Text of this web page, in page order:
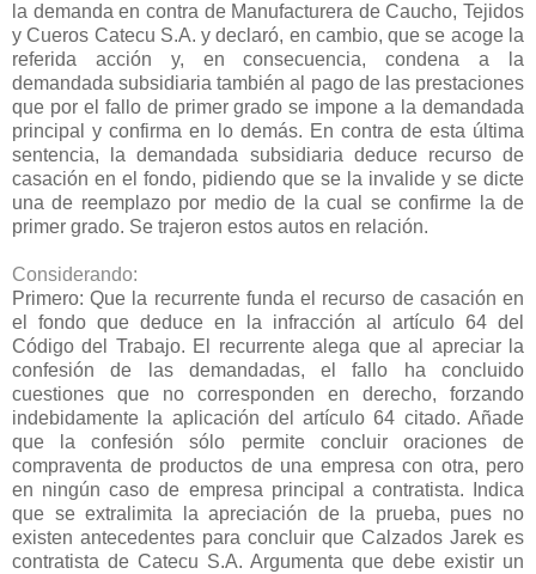
la demanda en contra de Manufacturera de Caucho, Tejidos
y Cueros Catecu S.A. y declaró, en cambio, que se acoge la
referida acción y, en consecuencia, condena a la
demandada subsidiaria también al pago de las prestaciones
que por el fallo de primer grado se impone a la demandada
principal y confirma en lo demás. En contra de esta última
sentencia, la demandada subsidiaria deduce recurso de
casación en el fondo, pidiendo que se la invalide y se dicte
una de reemplazo por medio de la cual se confirme la de
primer grado. Se trajeron estos autos en relación.
Considerando:
Primero: Que la recurrente funda el recurso de casación en
el fondo que deduce en la infracción al artículo 64 del
Código del Trabajo. El recurrente alega que al apreciar la
confesión de las demandadas, el fallo ha concluido
cuestiones que no corresponden en derecho, forzando
indebidamente la aplicación del artículo 64 citado. Añade
que la confesión sólo permite concluir oraciones de
compraventa de productos de una empresa con otra, pero
en ningún caso de empresa principal a contratista. Indica
que se extralimita la apreciación de la prueba, pues no
existen antecedentes para concluir que Calzados Jarek es
contratista de Catecu S.A. Argumenta que debe existir un